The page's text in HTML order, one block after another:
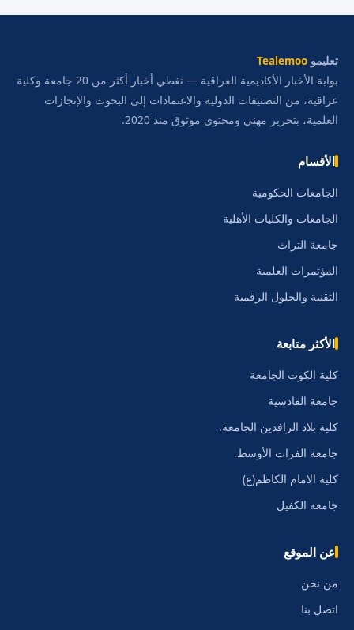
تعليمو Tealemoo
بوابة الأخبار الأكاديمية العراقية — نغطي أخبار أكثر من 20 جامعة وكلية
عراقية، من التصنيفات الدولية والاعتمادات إلى البحوث والإنجازات
العلمية، بتحرير مهني ومحتوى موثوق منذ 2020.
الأقسام
الجامعات الحكومية
الجامعات والكليات الأهلية
جامعة التراث
المؤتمرات العلمية
التقنية والحلول الرقمية
الأكثر متابعة
كلية الكوت الجامعة
جامعة القادسية
كلية بلاد الرافدين الجامعة.
جامعة الفرات الأوسط.
كلية الامام الكاظم(ع)
جامعة الكفيل
عن الموقع
من نحن
اتصل بنا